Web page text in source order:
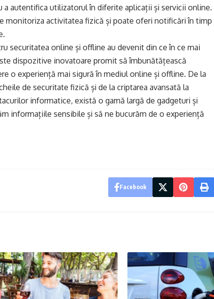
autentifica utilizatorul în diferite aplicații și servicii online.
monitoriza activitatea fizică și poate oferi notificări în timp
securitatea online și offline au devenit din ce în ce mai
dispozitive inovatoare promit să îmbunătățească
o experiență mai sigură în mediul online și offline. De la
de securitate fizică și de la criptarea avansată la
informatice, există o gamă largă de gadgeturi și
informațiile sensibile și să ne bucurăm de o experiență
Facebook